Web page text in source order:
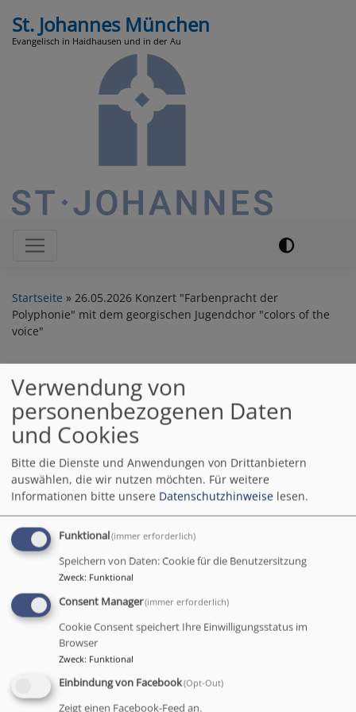
zum
Inhalt
St. Johannes München
Evangelisch in Haidhausen und in der Au
Hauptnavigation
Startseite
26.05.2026 Konzert "Farbenpracht der
Polyphonie" mit dem georgischen Jugendchor "colors of the
voice"
26.05.2026 Konzert
"Farbenpracht der
Polyphonie" mit dem
georgischen
Jugendchor "colors of
the voice"
Ein besonderer Termin
Mai 2026 um 19.00 Uhr
gastiert der junge,
Verwendung von
personenbezogenen Daten
und Cookies
Bitte die Dienste und Anwendungen von Drittanbietern
auswählen, die wir nutzen möchten. Für weitere
Informationen bitte unsere Datenschutzhinweise lesen.
Funktional(immer erforderlich)
Speichern von Daten: Cookie für die Benutzersitzung
Zweck: Funktional
Consent Manager(immer erforderlich)
Cookie Consent speichert Ihre Einwilligungsstatus im
Browser
Zweck: Funktional
Einbindung von Facebook(Opt-Out)
Zeigt einen Facebook-Feed an.